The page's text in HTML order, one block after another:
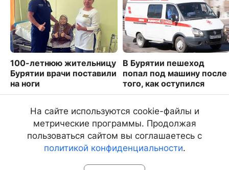
100-летнюю жительницу
Бурятии врачи поставили
на ноги
В Бурятии пешеход
попал под машину после
того, как оступился
На сайте используются cookie-файлы и
метрические программы. Продолжая
пользоваться сайтом вы соглашаетесь с
политикой конфиденциальности.